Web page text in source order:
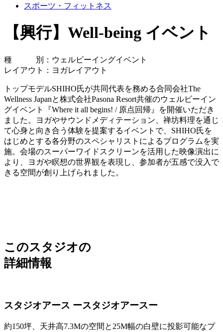
スポーツ・フィットネス
【興行】Well-being イベント
種 別：ウェルビーイングイベント
レイアウト：ヨガレイアウト
トップモデルSHIHO氏が共同代表を務める合同会社The
Wellness Japanと株式会社Pasona Resort共催のウェルビーイン
グイベント『Where it all begins! / 原点回帰』を開催いただき
ました。ヨガやサウンドメディテーション、禅坊料理を通じ
て心身と向き合う体験を提案するイベントで、SHIHO氏を
はじめとする各分野のスペシャリストによるプログラムを実
施。会場のスーパーワイドスクリーンを活用した映像演出に
より、ヨガや瞑想の世界観を表現し、参加者が五感で没入で
きる空間が創り上げられました。
このスタジオの
詳細情報
スタジオアース ースタジオアースー
約150坪、天井高7.3Mの空間と25M幅の白壁に投影可能なプ